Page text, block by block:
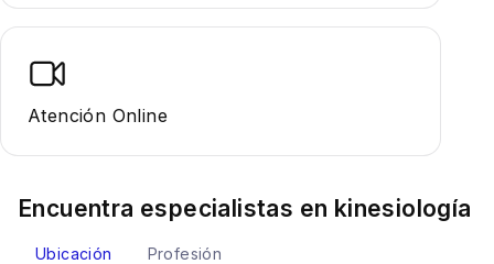
Atención Online
Encuentra especialistas en kinesiología
Ubicación Profesión